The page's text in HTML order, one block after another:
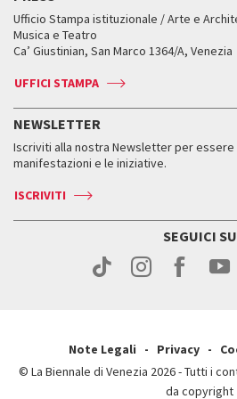
Servizi al pubblico
Come raggiungerci
Press
Orari e sedi
Accrediti
Come raggiungerci
Orari e sedi
Biglietti
Accrediti
Come raggiungerci
Contatti
Press
Servizi al pubblico
Come raggiungerci
Press
Workshop di critica teatrale
Leone d’oro alla carriera
Leone d’argento
Edizioni passate
Orari e sedi
Biglietti
Servizi al pubblico
Come raggiungerci
Contatti
Fondi e Collezioni
Biennale College ASAC
ASAC DATI
Storia
Orari e sedi
Ufficio Stampa istituzionale / Arte e
Musica e Teatro
Ca’ Giustinian, San Marco 1364/A, Venezia
UFFICI STAMPA
NEWSLETTER
Iscriviti alla nostra Newsletter per
manifestazioni e le iniziative.
ISCRIVITI
SEGUICI SU
Note Legali Privacy
© La Biennale di Venezia 2026 - Tutti i
da copyright